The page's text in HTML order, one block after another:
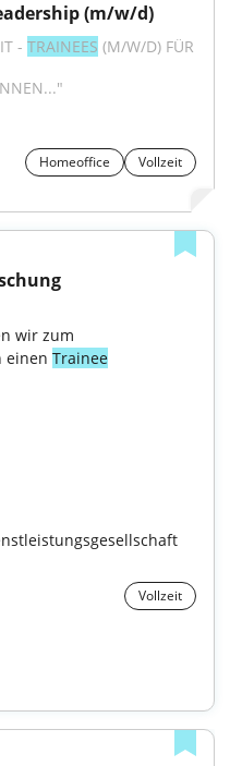
(m/w/d)
- TRAINEES (M/W/D) FÜR
Homeoffice
Vollzeit
wir zum
einen Trainee
Vollzeit